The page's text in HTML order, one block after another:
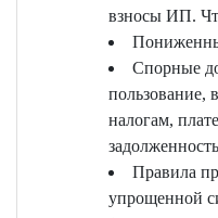
взносы ИП.
Спорные
пользование,
налогам,
Правила
упрощенной